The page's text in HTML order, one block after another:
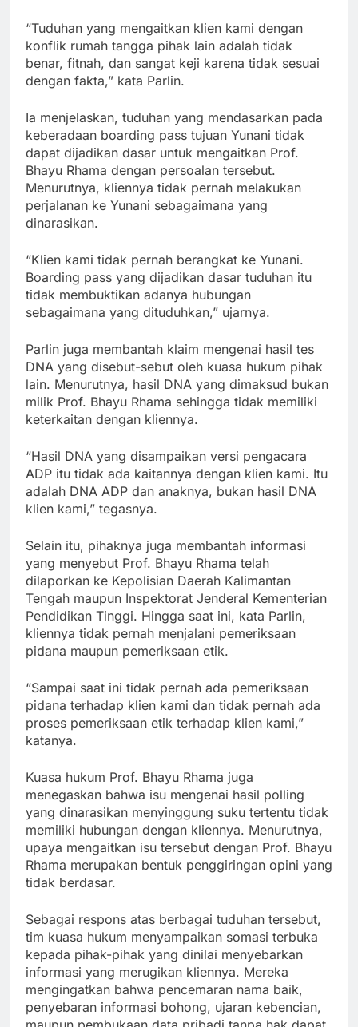
“Tuduhan yang mengaitkan klien kami dengan
konflik rumah tangga pihak lain adalah tidak
benar, fitnah, dan sangat keji karena tidak sesuai
dengan fakta,” kata Parlin.
Ia menjelaskan, tuduhan yang mendasarkan pada
keberadaan boarding pass tujuan Yunani tidak
dapat dijadikan dasar untuk mengaitkan Prof.
Bhayu Rhama dengan persoalan tersebut.
Menurutnya, kliennya tidak pernah melakukan
perjalanan ke Yunani sebagaimana yang
dinarasikan.
“Klien kami tidak pernah berangkat ke Yunani.
Boarding pass yang dijadikan dasar tuduhan itu
tidak membuktikan adanya hubungan
sebagaimana yang dituduhkan,” ujarnya.
Parlin juga membantah klaim mengenai hasil tes
DNA yang disebut-sebut oleh kuasa hukum pihak
lain. Menurutnya, hasil DNA yang dimaksud bukan
milik Prof. Bhayu Rhama sehingga tidak memiliki
keterkaitan dengan kliennya.
“Hasil DNA yang disampaikan versi pengacara
ADP itu tidak ada kaitannya dengan klien kami. Itu
adalah DNA ADP dan anaknya, bukan hasil DNA
klien kami,” tegasnya.
Selain itu, pihaknya juga membantah informasi
yang menyebut Prof. Bhayu Rhama telah
dilaporkan ke Kepolisian Daerah Kalimantan
Tengah maupun Inspektorat Jenderal Kementerian
Pendidikan Tinggi. Hingga saat ini, kata Parlin,
kliennya tidak pernah menjalani pemeriksaan
pidana maupun pemeriksaan etik.
“Sampai saat ini tidak pernah ada pemeriksaan
pidana terhadap klien kami dan tidak pernah ada
proses pemeriksaan etik terhadap klien kami,”
katanya.
Kuasa hukum Prof. Bhayu Rhama juga
menegaskan bahwa isu mengenai hasil polling
yang dinarasikan menyinggung suku tertentu tidak
memiliki hubungan dengan kliennya. Menurutnya,
upaya mengaitkan isu tersebut dengan Prof. Bhayu
Rhama merupakan bentuk penggiringan opini yang
tidak berdasar.
Sebagai respons atas berbagai tuduhan tersebut,
tim kuasa hukum menyampaikan somasi terbuka
kepada pihak-pihak yang dinilai menyebarkan
informasi yang merugikan kliennya. Mereka
mengingatkan bahwa pencemaran nama baik,
penyebaran informasi bohong, ujaran kebencian,